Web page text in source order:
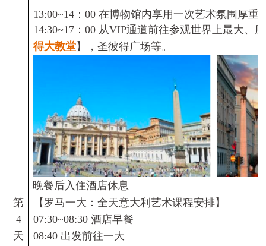
13:00~14 ：00在博物馆内享用一次艺术氛围厚重
14:30~17 ：00 从VIP通道前往参观世界上最大、
得大教堂】 ，圣彼得广场等。
晚餐后入住酒店休息
第
4
天
【 罗马一大：全天意大利艺术课程安排】
07:30~08:30酒店早餐
08:40 出发前往一大